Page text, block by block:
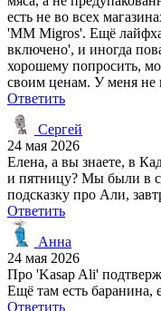
есть не во всех
'MM Migros'. Ещё
включено', и иногда
хорошему попросить,
своим ценам. У меня не
Ответить
Сергей
24 мая 2026
Елена, а вы знаете, в
и пятницу? Мы были в
подсказку про Али,
Ответить
Анна
24 мая 2026
Про 'Kasap Ali'
Ещё там есть баранина,
Ответить